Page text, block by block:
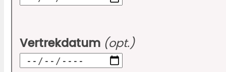
Vertrekdatum (opt.)